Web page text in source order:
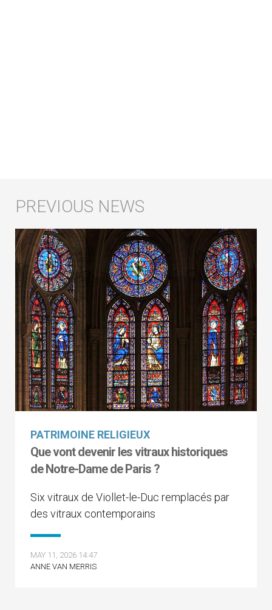
PATRIMOINE RELIGIEUX
Que vont devenir les vitraux historiques
de Notre-Dame de Paris ?
Six vitraux de Viollet-le-Duc remplacés par
des vitraux contemporains
MAY 11, 2026 14:47
ANNE VAN MERRIS